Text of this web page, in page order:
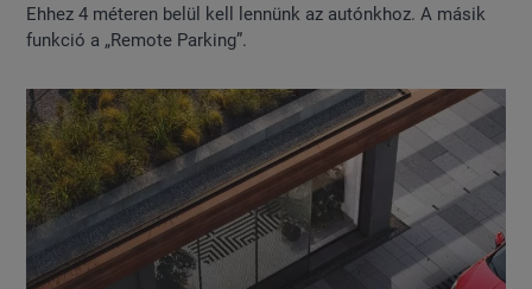
Ehhez 4 méteren belül kell lennünk az autónkhoz. A másik
funkció a „Remote Parking”.